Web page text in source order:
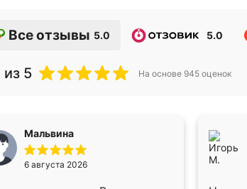
Все отзывы 5.0 5.0
из 5 На основе 945 оценок
Мальвина
6 августа 2026